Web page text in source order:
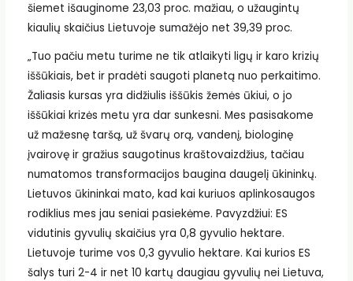
šiemet išauginome 23,03 proc. mažiau, o užaugintų
kiaulių skaičius Lietuvoje sumažėjo net 39,39 proc.
„Tuo pačiu metu turime ne tik atlaikyti ligų ir karo krizių
iššūkiais, bet ir pradėti saugoti planetą nuo perkaitimo.
Žaliasis kursas yra didžiulis iššūkis žemės ūkiui, o jo
iššūkiai krizės metu yra dar sunkesni. Mes pasisakome
už mažesnę taršą, už švarų orą, vandenį, biologinę
įvairovę ir gražius saugotinus kraštovaizdžius, tačiau
numatomos transformacijos baugina daugelį ūkininkų.
Lietuvos ūkininkai mato, kad kai kuriuos aplinkosaugos
rodiklius mes jau seniai pasiekėme. Pavyzdžiui: ES
vidutinis gyvulių skaičius yra 0,8 gyvulio hektare.
Lietuvoje turime vos 0,3 gyvulio hektare. Kai kurios ES
šalys turi 2-4 ir net 10 kartų daugiau gyvulių nei Lietuva,